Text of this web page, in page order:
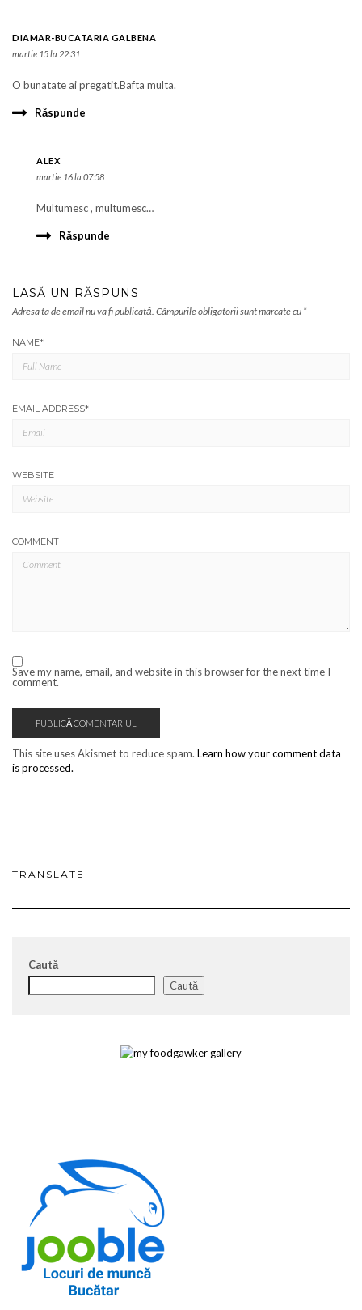
DIAMAR-BUCATARIA GALBENA
martie 15 la 22:31
O bunatate ai pregatit.Bafta multa.
Răspunde
ALEX
martie 16 la 07:58
Multumesc , multumesc…
Răspunde
LASĂ UN RĂSPUNS
Adresa ta de email nu va fi publicată. Câmpurile obligatorii sunt marcate cu *
NAME*
EMAIL ADDRESS*
WEBSITE
COMMENT
Save my name, email, and website in this browser for the next time I
comment.
This site uses Akismet to reduce spam. Learn how your comment data
is processed.
TRANSLATE
Caută
Caută